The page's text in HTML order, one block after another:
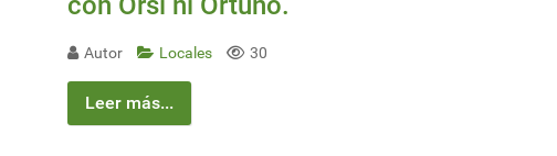
Autor Locales 30
Leer más...